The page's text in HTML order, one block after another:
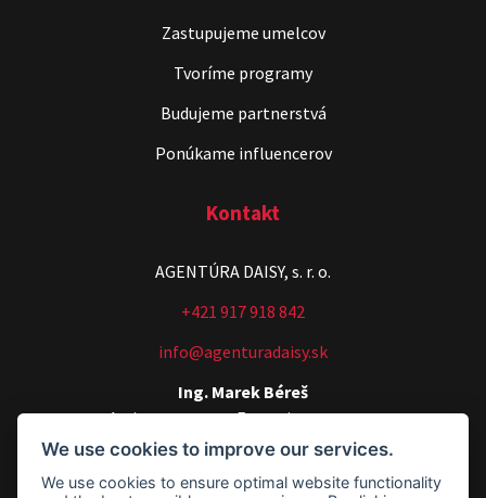
Zastupujeme umelcov
Tvoríme programy
Budujeme partnerstvá
Ponúkame influencerov
Kontakt
AGENTÚRA DAISY, s. r. o.
+421 917 918 842
info@agenturadaisy.sk
Ing. Marek Béreš
Artists manager, Executive manager
+421 907 540 518
We use cookies to improve our services.
We use cookies to ensure optimal website functionality